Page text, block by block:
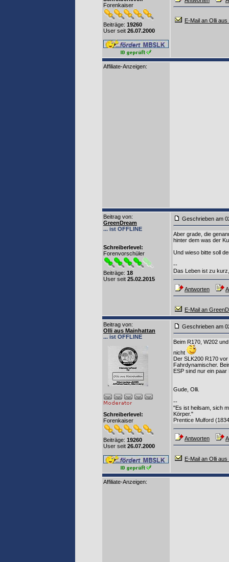
Forenkaiser
Beiträge: 19260
User seit 26.07.2000
E-Mail an Olli
Affiliate-Anzeigen:
Beitrag von:
GreenDream
... ist OFFLINE
Schreiberlevel:
Forenvorschüler
Beiträge: 18
User seit 25.02.2015
Geschrieben am
Aber grade, die
hinter dem was der
Und wieso bitte soll
--
Das Leben ist zu
Antworten
E-Mail an
Beitrag von:
Olli aus Mainhattan
... ist OFFLINE
Schreiberlevel:
Forenkaiser
Beiträge: 19260
User seit 26.07.2000
Geschrieben am
Beim R170, W202
nicht
Der SLK200 R170
Fahrdynamischer.
ESP sind nur ein
Gude, Olli.
--
"Es ist heilsam, sich
Körper."
Prentice Mulford
Antworten
E-Mail an Olli
Affiliate-Anzeigen: